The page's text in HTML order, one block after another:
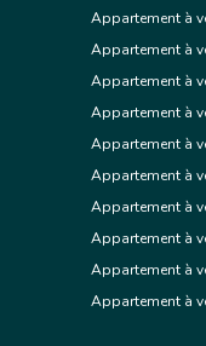
Appartement à
Appartement à
Appartement à
Appartement à
Appartement à
Appartement à
Appartement à
Appartement à
Appartement à
Appartement à